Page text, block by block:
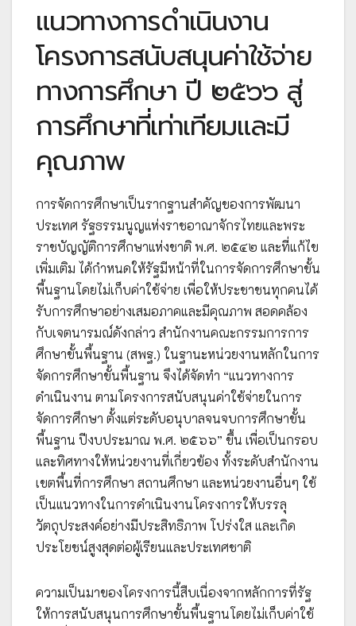
แนวทางการดำเนินงาน
โครงการสนับสนุนค่าใช้จ่าย
ทางการศึกษา ปี ๒๕๖๖ สู่
การศึกษาที่เท่าเทียมและมี
คุณภาพ
การจัดการศึกษาเป็นรากฐานสำคัญของการพัฒนา
ประเทศ รัฐธรรมนูญแห่งราชอาณาจักรไทยและพระ
ราชบัญญัติการศึกษาแห่งชาติ พ.ศ. ๒๕๔๒ และที่แก้ไข
เพิ่มเติม ได้กำหนดให้รัฐมีหน้าที่ในการจัดการศึกษาขั้น
พื้นฐานโดยไม่เก็บค่าใช้จ่าย เพื่อให้ประชาชนทุกคนได้
รับการศึกษาอย่างเสมอภาคและมีคุณภาพ สอดคล้อง
กับเจตนารมณ์ดังกล่าว สำนักงานคณะกรรมการการ
ศึกษาขั้นพื้นฐาน (สพฐ.) ในฐานะหน่วยงานหลักในการ
จัดการศึกษาขั้นพื้นฐาน จึงได้จัดทำ “แนวทางการ
ดำเนินงาน ตามโครงการสนับสนุนค่าใช้จ่ายในการ
จัดการศึกษา ตั้งแต่ระดับอนุบาลจนจบการศึกษาขั้น
พื้นฐาน ปีงบประมาณ พ.ศ. ๒๕๖๖” ขึ้น เพื่อเป็นกรอบ
และทิศทางให้หน่วยงานที่เกี่ยวข้อง ทั้งระดับสำนักงาน
เขตพื้นที่การศึกษา สถานศึกษา และหน่วยงานอื่นๆ ใช้
เป็นแนวทางในการดำเนินงานโครงการให้บรรลุ
วัตถุประสงค์อย่างมีประสิทธิภาพ โปร่งใส และเกิด
ประโยชน์สูงสุดต่อผู้เรียนและประเทศชาติ
ความเป็นมาของโครงการนี้สืบเนื่องจากหลักการที่รัฐ
ให้การสนับสนุนการศึกษาขั้นพื้นฐานโดยไม่เก็บค่าใช้